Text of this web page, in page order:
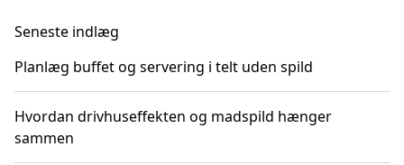
Seneste indlæg
Planlæg buffet og servering i telt uden spild
Hvordan drivhuseffekten og madspild hænger
sammen